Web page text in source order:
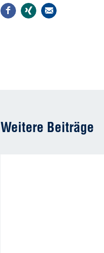
Weitere Beiträge